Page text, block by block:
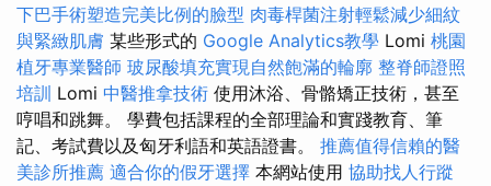
下巴手術塑造完美比例的臉型 肉毒桿菌注射輕鬆減少細紋
與緊緻肌膚 某些形式的 Google Analytics教學 Lomi 桃園
植牙專業醫師 玻尿酸填充實現自然飽滿的輪廓 整脊師證照
培訓 Lomi 中醫推拿技術 使用沐浴、骨骼矯正技術，甚至
哼唱和跳舞。 學費包括課程的全部理論和實踐教育、筆
記、考試費以及匈牙利語和英語證書。 推薦值得信賴的醫
美診所推薦 適合你的假牙選擇 本網站使用 協助找人行蹤